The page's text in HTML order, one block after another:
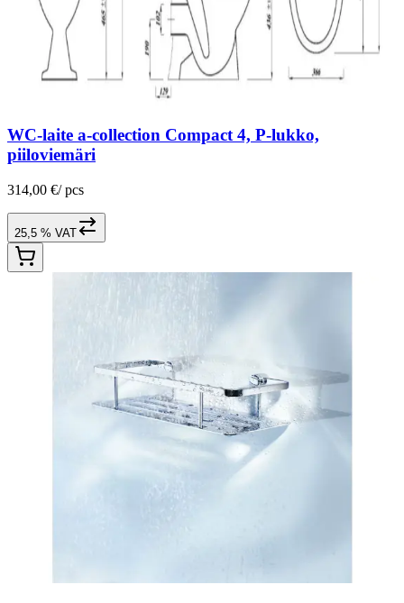
WC-laite a-collection Compact 4, P-lukko,
piiloviemäri
314,00 €/ pcs
25,5 % VAT